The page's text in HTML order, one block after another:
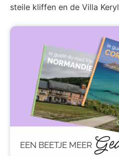
steile kliffen en de Villa
EEN BEETJE MEER